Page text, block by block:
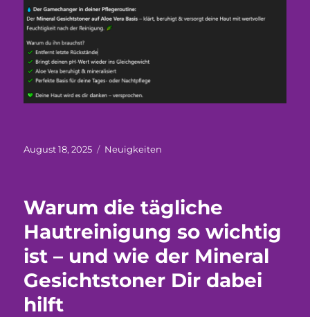
Veröffentlicht
August 18, 2025 Kategorien
Neuigkeiten
Warum die tägliche
Hautreinigung so wichtig
ist – und wie der Mineral
Gesichtstoner Dir dabei
hilft